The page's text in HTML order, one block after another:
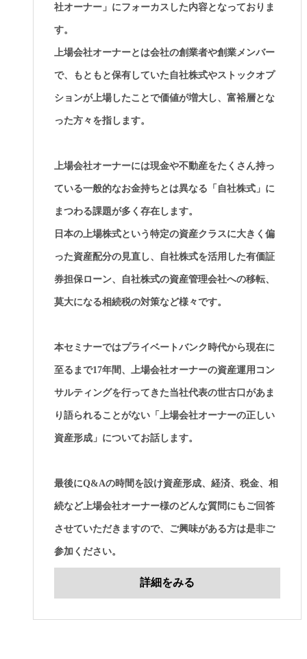
社オーナー」にフォーカスした内容となっておりま
す。
上場会社オーナーとは会社の創業者や創業メンバー
で、もともと保有していた自社株式やストックオプ
ションが上場したことで価値が増大し、富裕層とな
った方々を指します。
上場会社オーナーには現金や不動産をたくさん持っ
ている一般的なお金持ちとは異なる「自社株式」に
まつわる課題が多く存在します。
日本の上場株式という特定の資産クラスに大きく偏
った資産配分の見直し、自社株式を活用した有価証
券担保ローン、自社株式の資産管理会社への移転、
莫大になる相続税の対策など様々です。
本セミナーではプライベートバンク時代から現在に
至るまで17年間、上場会社オーナーの資産運用コン
サルティングを行ってきた当社代表の世古口があま
り語られることがない「上場会社オーナーの正しい
資産形成」についてお話します。
最後にQ&Aの時間を設け資産形成、経済、税金、相
続など上場会社オーナー様のどんな質問にもご回答
させていただきますので、ご興味がある方は是非ご
参加ください。
詳細をみる